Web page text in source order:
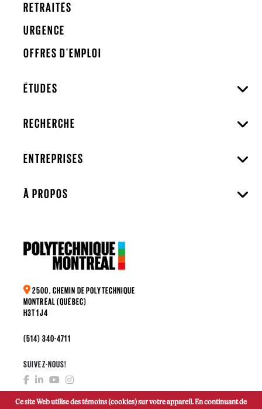
RETRAITÉS
URGENCE
OFFRES D'EMPLOI
ÉTUDES
RECHERCHE
ENTREPRISES
À PROPOS
2500, CHEMIN DE POLYTECHNIQUE
MONTRÉAL (QUÉBEC)
H3T 1J4
(514) 340-4711
SUIVEZ-NOUS!
Ce site Web utilise des témoins (cookies) sur votre appareil. En continuant de